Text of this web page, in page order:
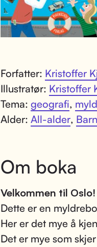
Forfatter: Kristoffer
Illustratør: Kristoffer
Tema: geografi,
Alder: All-alder, Barn
Om boka
Velkommen til Oslo!
Dette er en
Her er det mye å
Det er mye som